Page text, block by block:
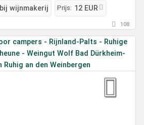
bij wijnmakerij Prijs: 12 EUR
108